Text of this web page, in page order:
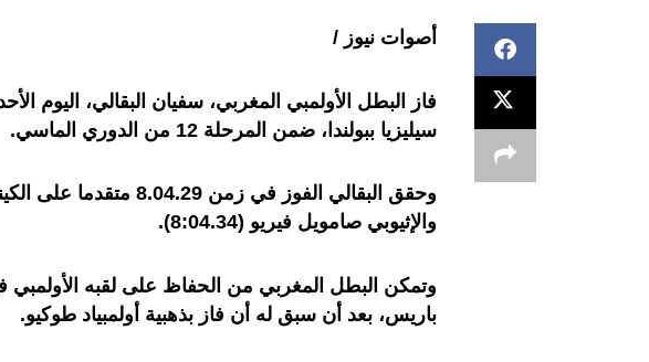
أصوات نيوز /
سيليزيا ببولندا، ضمن المرحلة 12 من الدوري الماسي.
والإثيوبي صامويل فيريو (8:04.34).
باريس، بعد أن سبق له أن فاز بذهبية أولمبياد طوكيو.